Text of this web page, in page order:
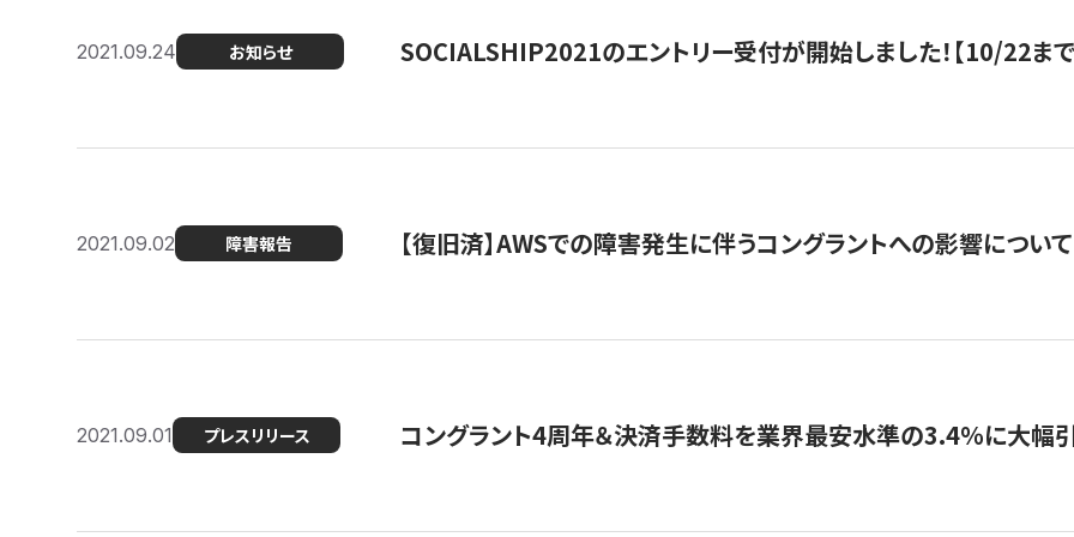
2021.09.24 お知らせ SOCIALSHIP2021のエントリー受付が開始しました！【10/22まで
2021.09.02 障害報告 【復旧済】AWSでの障害発生に伴うコングラントへの影響について
2021.09.01 プレスリリース コングラント4周年＆決済手数料を業界最安水準の3.4％に大幅